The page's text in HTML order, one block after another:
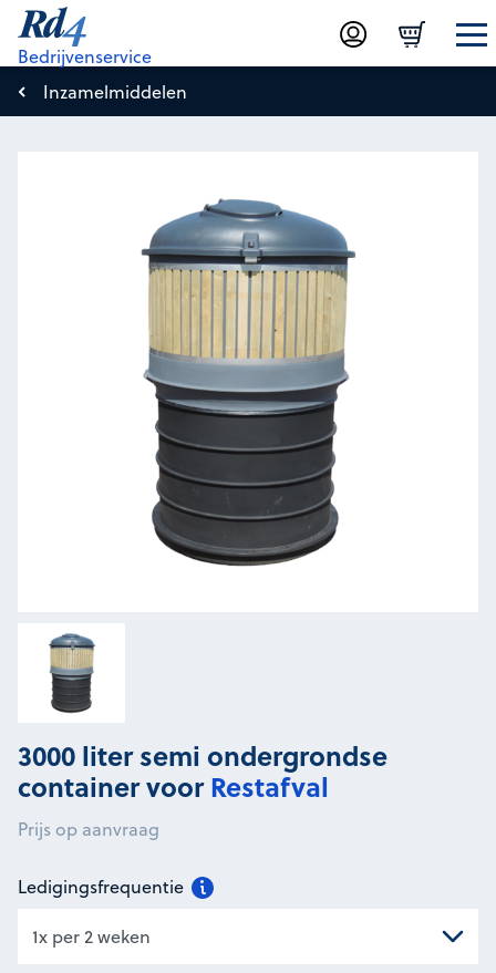
Bedrijvenservice
Inzamelmiddelen
3000 liter semi ondergrondse
container voorRestafval
Prijs op aanvraag
Ledigingsfrequentie